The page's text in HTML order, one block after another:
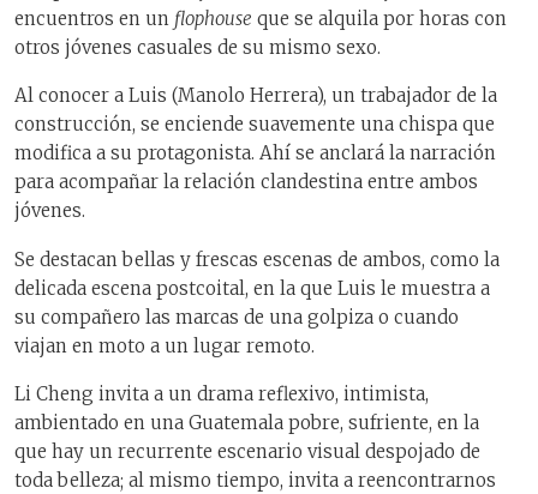
encuentros en un flophouse que se alquila por horas con
otros jóvenes casuales de su mismo sexo.
Al conocer a Luis (Manolo Herrera), un trabajador de la
construcción, se enciende suavemente una chispa que
modifica a su protagonista. Ahí se anclará la narración
para acompañar la relación clandestina entre ambos
jóvenes.
Se destacan bellas y frescas escenas de ambos, como la
delicada escena postcoital, en la que Luis le muestra a
su compañero las marcas de una golpiza o cuando
viajan en moto a un lugar remoto.
Li Cheng invita a un drama reflexivo, intimista,
ambientado en una Guatemala pobre, sufriente, en la
que hay un recurrente escenario visual despojado de
toda belleza; al mismo tiempo, invita a reencontrarnos